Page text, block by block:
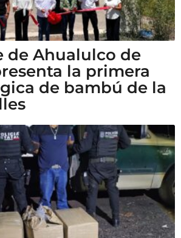
de Ahualulco de
la primera
de bambú de la